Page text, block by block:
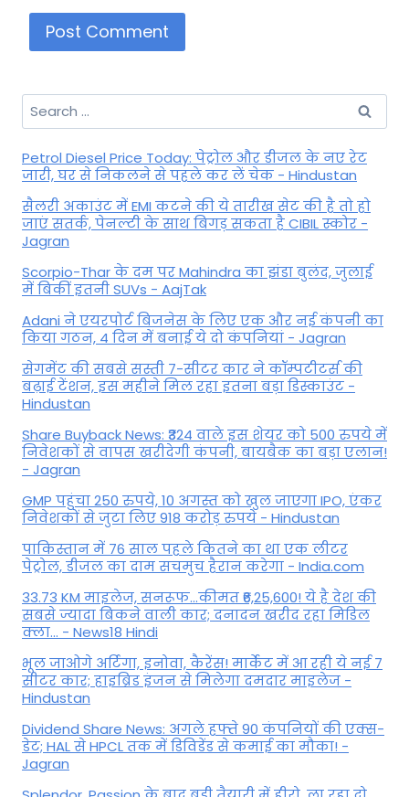
Search
for:
Petrol Diesel Price Today: पेट्रोल और डीजल के नए रेट
जारी, घर से निकलने से पहले कर लें चेक - Hindustan
सैलरी अकाउंट में EMI कटने की ये तारीख सेट की है तो हो
जाएं सतर्क, पेनल्टी के साथ बिगड़ सकता है CIBIL स्कोर -
Jagran
Scorpio-Thar के दम पर Mahindra का झंडा बुलंद, जुलाई
में बिकीं इतनी SUVs - AajTak
Adani ने एयरपोर्ट बिजनेस के लिए एक और नई कंपनी का
किया गठन, 4 दिन में बनाई ये दो कंपनियां - Jagran
सेगमेंट की सबसे सस्ती 7-सीटर कार ने कॉम्पटीटर्स की
बढ़ाई टेंशन, इस महीने मिल रहा इतना बड़ा डिस्काउंट -
Hindustan
Share Buyback News: ₹324 वाले इस शेयर को 500 रुपये में
निवेशकों से वापस खरीदेगी कंपनी, बायबैक का बड़ा एलान!
- Jagran
GMP पहुंचा 250 रुपये, 10 अगस्त को खुल जाएगा IPO, एंकर
निवेशकों से जुटा लिए 918 करोड़ रुपये - Hindustan
पाकिस्तान में 76 साल पहले कितने का था एक लीटर
पेट्रोल, डीजल का दाम सचमुच हैरान करेगा - India.com
33.73 KM माइलेज, सनरूफ...कीमत ₹6,25,600! ये है देश की
सबसे ज्यादा बिकने वाली कार; दनादन खरीद रहा मिडिल
क्ला... - News18 Hindi
भूल जाओगे अर्टिगा, इनोवा, कैरेंस! मार्केट में आ रही ये नई 7
सीटर कार; हाइब्रिड इंजन से मिलेगा दमदार माइलेज -
Hindustan
Dividend Share News: अगले हफ्ते 90 कंपनियों की एक्स-
डेट; HAL से HPCL तक में डिविडेंड से कमाई का मौका! -
Jagran